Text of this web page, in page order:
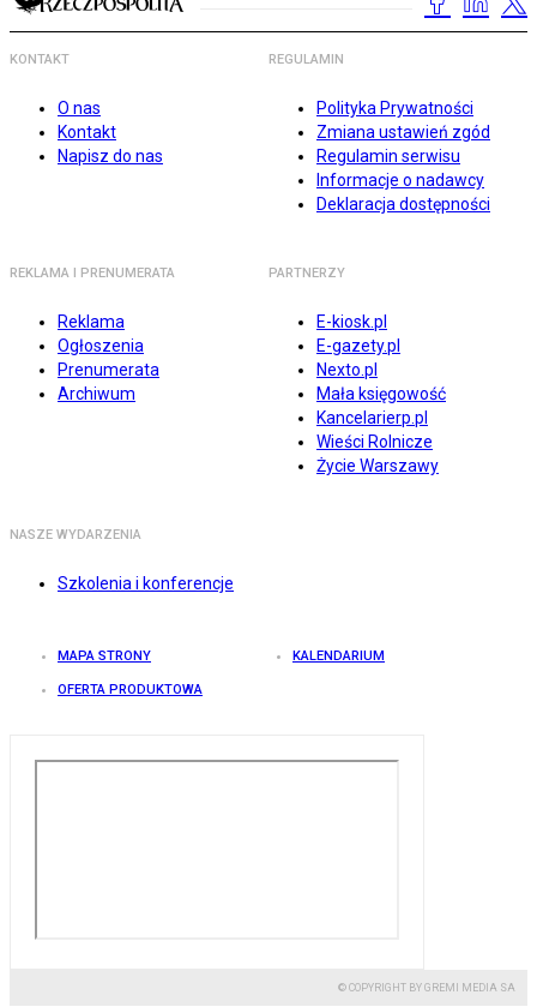
KONTAKT
O nas
Kontakt
Napisz do nas
REGULAMIN
Polityka Prywatności
Zmiana ustawień zgód
Regulamin serwisu
Informacje o nadawcy
Deklaracja dostępności
REKLAMA I PRENUMERATA
Reklama
Ogłoszenia
Prenumerata
Archiwum
PARTNERZY
E-kiosk.pl
E-gazety.pl
Nexto.pl
Mała księgowość
Kancelarierp.pl
Wieści Rolnicze
Życie Warszawy
NASZE WYDARZENIA
Szkolenia i konferencje
MAPA STRONY KALENDARIUM
OFERTA PRODUKTOWA
© COPYRIGHT BY GREMI MEDIA SA